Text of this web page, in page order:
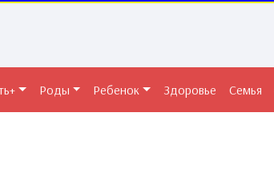
Роды Ребенок Здоровье Семья